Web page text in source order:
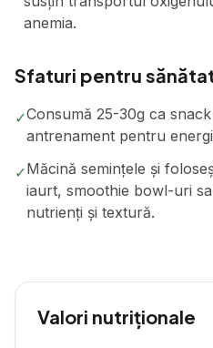
anemia.
Sfaturi pentru
✓Consumă 25-30g ca
antrenament pentru
✓Măcină semințele și
iaurt, smoothie bowl-uri
nutrienți și textură.
Valori nutriționale